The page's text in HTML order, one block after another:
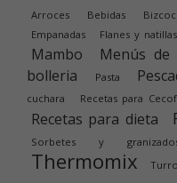
Arroces Bebidas
Empanadas Flanes y natillas
Mambo Menús de
bolleria
Pasta
cuchara
Recetas para
Recetas para dieta
Sorbetes y
Thermomix